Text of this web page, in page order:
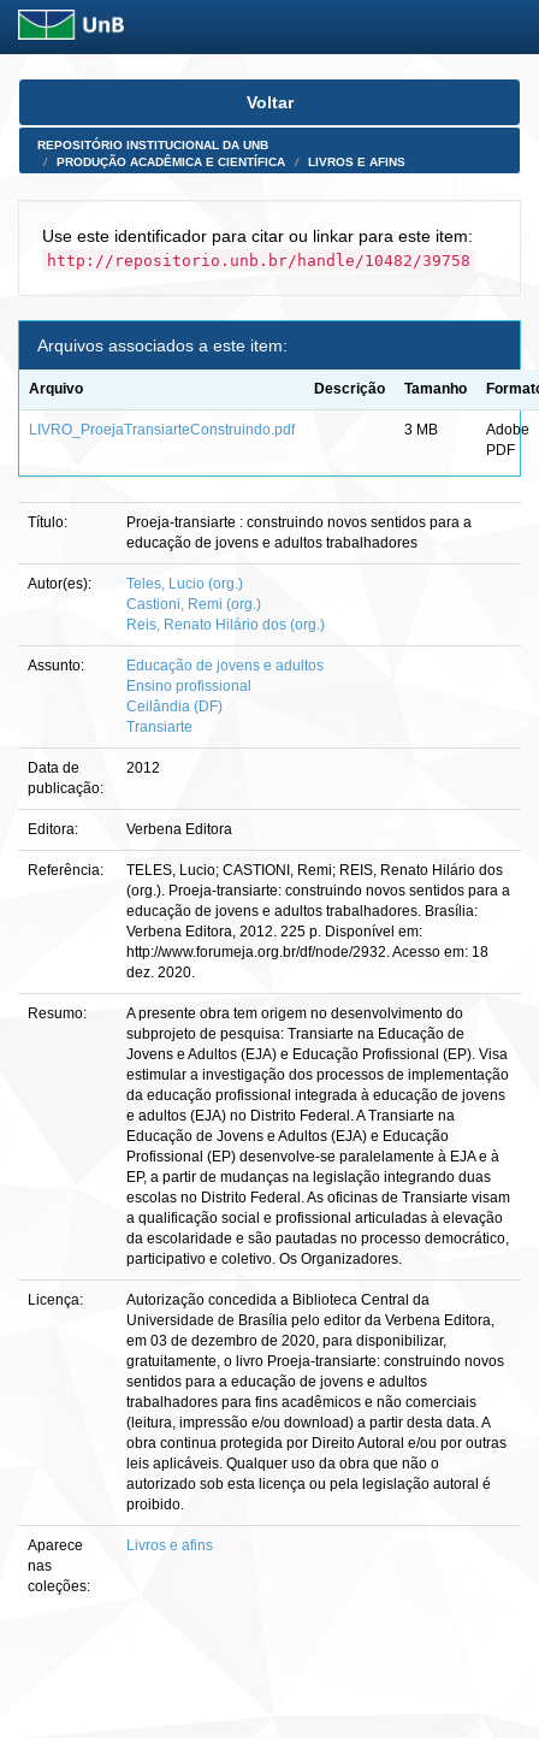
Skip
Voltar
REPOSITÓRIO INSTITUCIONAL DA UNB
PRODUÇÃO ACADÊMICA E CIENTÍFICA
LIVROS E AFINS
Use este identificador para citar ou linkar para este item:
http://repositorio.unb.br/handle/10482/39758
Arquivos associados a este item:
Arquivo Descrição Tamanho
LIVRO_ProejaTransiarteConstruindo.pdf 3 MB
Adobe
PDF
Título:
Proeja-transiarte : construindo novos sentidos para a
educação de jovens e adultos trabalhadores
Autor(es):
Teles, Lucio (org.)
Castioni, Remi (org.)
Reis, Renato Hilário dos (org.)
Assunto:
Educação de jovens e adultos
Ensino profissional
Ceilândia (DF)
Transiarte
Data de
publicação:
2012
Editora: Verbena Editora
Referência:
TELES, Lucio; CASTIONI, Remi; REIS, Renato Hilário dos
(org.). Proeja-transiarte: construindo novos sentidos para a
educação de jovens e adultos trabalhadores. Brasília:
Verbena Editora, 2012. 225 p. Disponível em:
http://www.forumeja.org.br/df/node/2932. Acesso em: 18
dez. 2020.
Resumo:
A presente obra tem origem no desenvolvimento do
subprojeto de pesquisa: Transiarte na Educação de
Jovens e Adultos (EJA) e Educação Profissional (EP). Visa
estimular a investigação dos processos de implementação
da educação profissional integrada à educação de jovens
e adultos (EJA) no Distrito Federal. A Transiarte na
Educação de Jovens e Adultos (EJA) e Educação
Profissional (EP) desenvolve-se paralelamente à EJA e à
EP, a partir de mudanças na legislação integrando duas
escolas no Distrito Federal. As oficinas de Transiarte visam
a qualificação social e profissional articuladas à elevação
da escolaridade e são pautadas no processo democrático,
participativo e coletivo. Os Organizadores.
Licença:
Autorização concedida a Biblioteca Central da
Universidade de Brasília pelo editor da Verbena Editora,
em 03 de dezembro de 2020, para disponibilizar,
gratuitamente, o livro Proeja-transiarte: construindo novos
sentidos para a educação de jovens e adultos
trabalhadores para fins acadêmicos e não comerciais
(leitura, impressão e/ou download) a partir desta data. A
obra continua protegida por Direito Autoral e/ou por outras
leis aplicáveis. Qualquer uso da obra que não o
autorizado sob esta licença ou pela legislação autoral é
proibido.
Aparece
nas
coleções:
Livros e afins